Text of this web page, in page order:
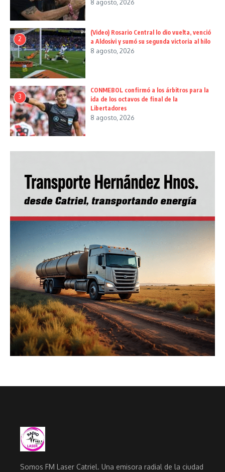
8 agosto, 2026
2
(Video) Rosario Central lo dio vuelta, venció
a Aldosivi y sumó su segunda victoria al hilo
8 agosto, 2026
3
CONMEBOL confirmó a los árbitros para la
ida de los octavos de final de la
Libertadores
8 agosto, 2026
Somos FM Laser Catriel. Una emisora radial de la ciudad